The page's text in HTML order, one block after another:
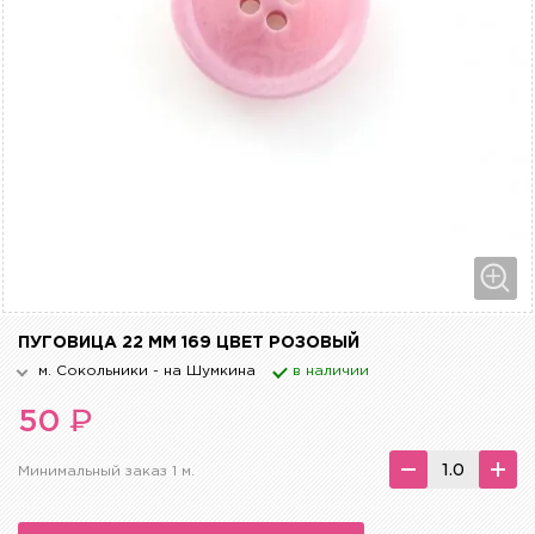
ПУГОВИЦА 22 ММ 169 ЦВЕТ РОЗОВЫЙ
м. Сокольники - на Шумкина в наличии
50 ₽
Минимальный заказ 1 м.